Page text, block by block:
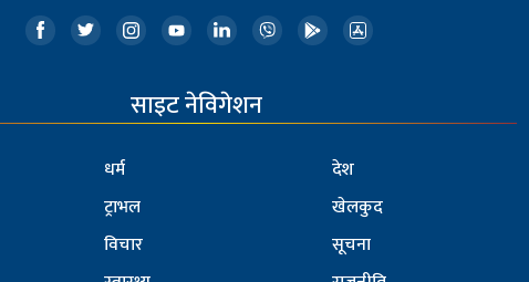
साइट नेविगेशन
धर्म
ट्राभल
विचार
देश
खेलकुद
सूचना